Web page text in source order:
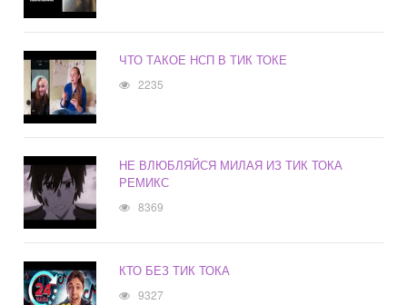
ЧТО ТАКОЕ НСП В ТИК ТОКЕ
2235
НЕ ВЛЮБЛЯЙСЯ МИЛАЯ ИЗ ТИК ТОКА
РЕМИКС
8369
КТО БЕЗ ТИК ТОКА
9327